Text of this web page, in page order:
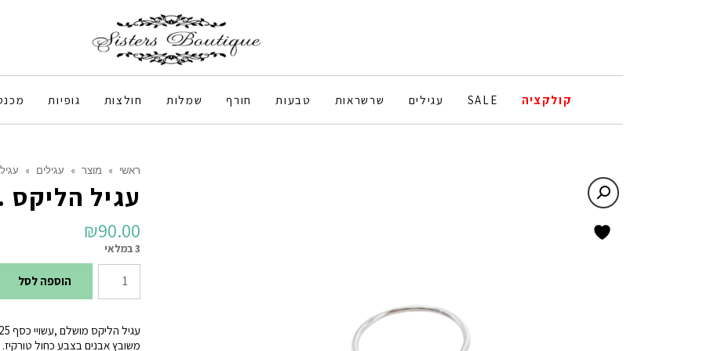
קולקציה SALE עגילים שרשראות טבעות חורף שמלות חולצות גופיות
ראשי » מוצר » עגילים »
עגיל הליקס .16.
₪90.00
3 במלאי
כמות
של
הליקס
הוספה לסל
עגיל הליקס מושלם ,עשויי כסף 925 .
משובץ אבנים בצבע כחול טורקיז.